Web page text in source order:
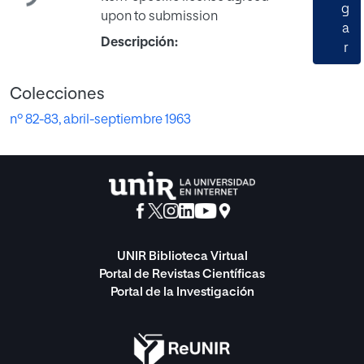
upon to submission
Descripción:
g
a
r
Colecciones
nº 82-83, abril-septiembre 1963
UNIR Biblioteca Virtual
Portal de Revistas Científicas
Portal de la Investigación